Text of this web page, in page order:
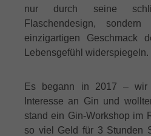
nur durch seine
Flaschendesign,
einzigartigen Geschmack
Lebensgefühl widerspiegeln.
Es begann in 2017 – wir
Interesse an Gin und
stand ein Gin-Workshop im
so viel Geld für 3 Stunden